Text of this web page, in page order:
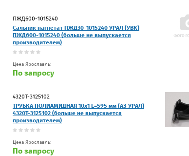
ПЖД600-1015240
Сальник нагнетат ПЖД30-1015240 УРАЛ (УВК)
ПЖД600-1015240 (больше не выпускается
производителем)
Цена Ярославль:
По запросу
4320Т-3125102
ТРУБКА ПОЛИАМИДНАЯ 10х1 L=595 мм (АЗ УРАЛ)
4320Т-3125102 (больше не выпускается
производителем)
Цена Ярославль:
По запросу